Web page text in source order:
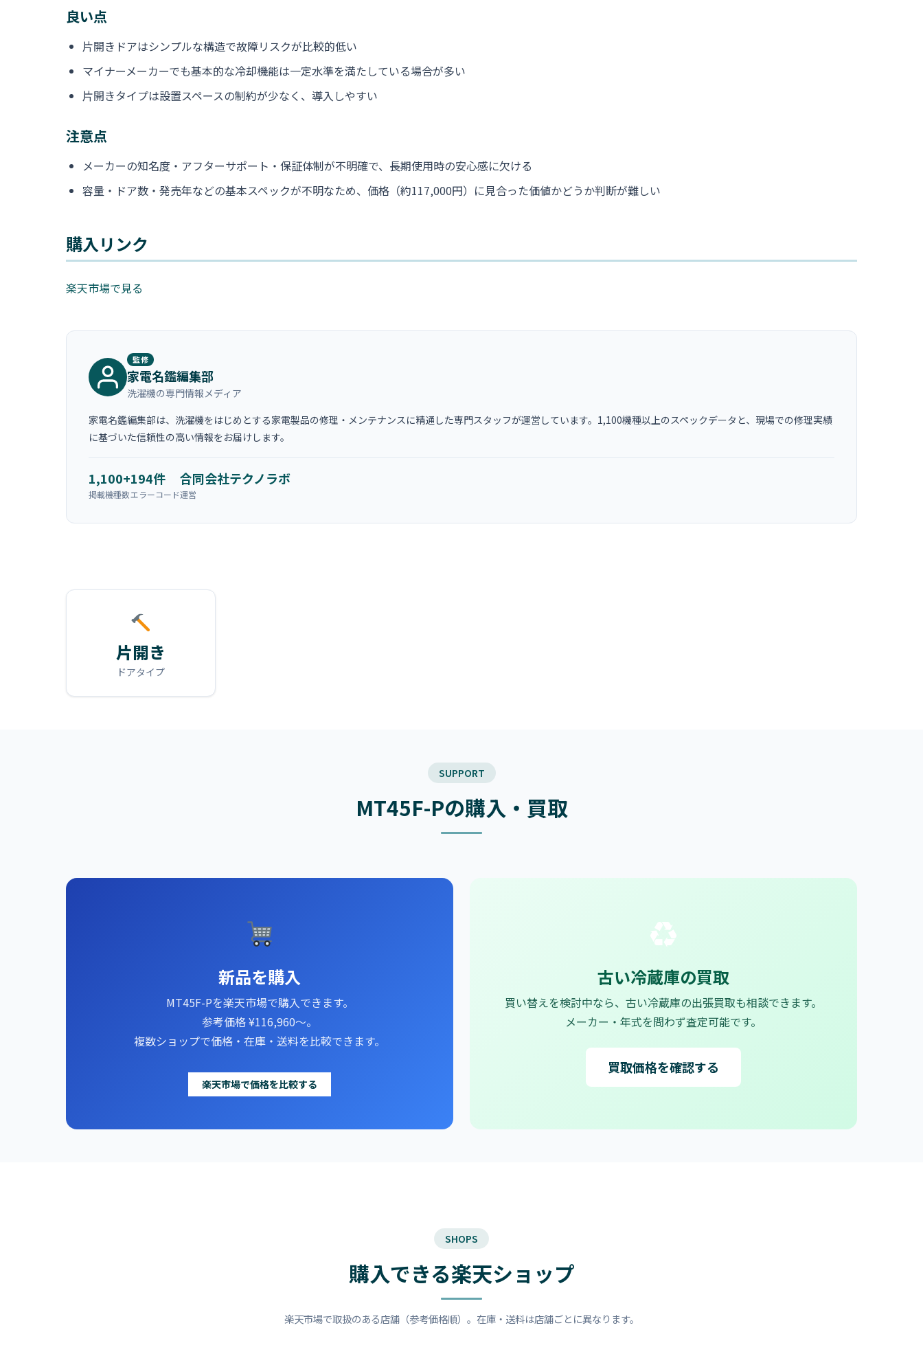
良い点
片開きドアはシンプルな構造で故障リスクが比較的低い
マイナーメーカーでも基本的な冷却機能は一定水準を満たしている場合が多い
片開きタイプは設置スペースの制約が少なく、導入しやすい
注意点
メーカーの知名度・アフターサポート・保証体制が不明確で、長期使用時の安心感に欠ける
容量・ドア数・発売年などの基本スペックが不明なため、価格（約117,000円）に見合った価値かどうか判断が難しい
購入リンク
楽天市場で見る
監修
家電名鑑編集部
洗濯機の専門情報メディア
家電名鑑編集部は、洗濯機をはじめとする家電製品の修理・メンテナンスに精通した専門スタッフが運営しています。1,100機種以上のスペックデータと、現場での修理実績
に基づいた信頼性の高い情報をお届けします。
1,100+
掲載機種数
194件
エラーコード
合同会社テクノラボ
運営
片開き
ドアタイプ
SUPPORT
MT45F-Pの購入・買取
新品を購入
MT45F-Pを楽天市場で購入できます。
参考価格 ¥116,960～。
複数ショップで価格・在庫・送料を比較できます。
楽天市場で価格を比較する
♻
古い冷蔵庫の買取
買い替えを検討中なら、古い冷蔵庫の出張買取も相談できます。
メーカー・年式を問わず査定可能です。
買取価格を確認する
SHOPS
購入できる楽天ショップ
楽天市場で取扱のある店舗（参考価格順）。在庫・送料は店舗ごとに異なります。